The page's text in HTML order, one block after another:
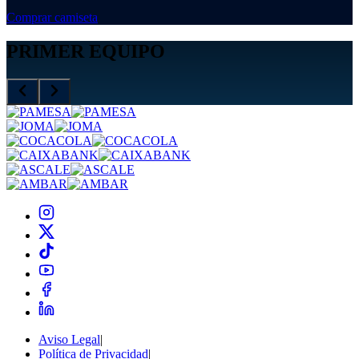
Comprar camiseta
PRIMER EQUIPO
Aviso Legal|
Política de Privacidad|